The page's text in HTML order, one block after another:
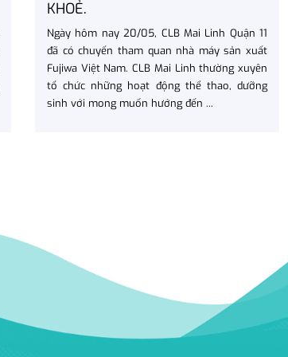
KHOẺ.
Ngày hôm nay 20/05, CLB Mai Linh Quận 11
đã có chuyến tham quan nhà máy sản xuất
Fujiwa Việt Nam. CLB Mai Linh thường xuyên
tổ chức những hoạt động thể thao, dưỡng
sinh với mong muốn hướng đến ...